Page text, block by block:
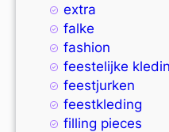
extra
falke
fashion
feestelijke
feestjurken
feestkleding
filling pieces